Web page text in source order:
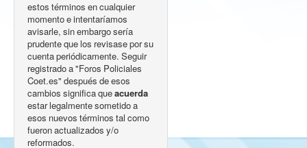
estos términos en cualquier
momento e intentaríamos
avisarle, sin embargo sería
prudente que los revisase por su
cuenta periódicamente. Seguir
registrado a "Foros Policiales
Coet.es" después de esos
cambios significa que acuerda
estar legalmente sometido a
esos nuevos términos tal como
fueron actualizados y/o
reformados.